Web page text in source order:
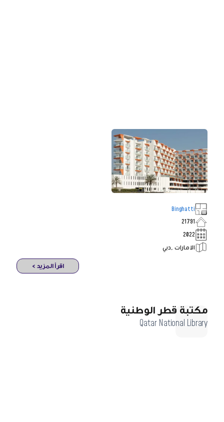
Binghatti
21791
2022
الامارات ,دبي
اقرأ المزيد >
مكتبة قطر الوطنية
Qatar National Library